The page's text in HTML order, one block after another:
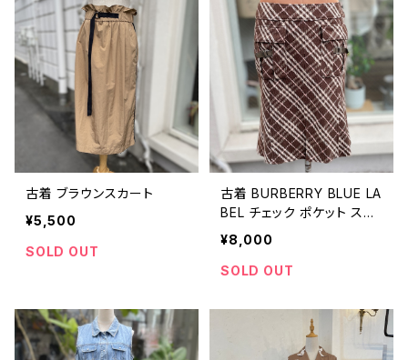
古着 ブラウンスカート
¥5,500
SOLD OUT
古着 BURBERRY BLUE LA
BEL チェック ポケット スカ
ート
¥8,000
SOLD OUT